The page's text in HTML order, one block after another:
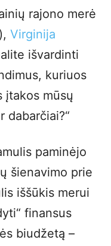
rajono merė
Virginija
išvardinti
kuriuos
įtakos mūsų
dabarčiai?“
paminėjo
šienavimo prie
iššūkis merui
finansus
biudžetą –